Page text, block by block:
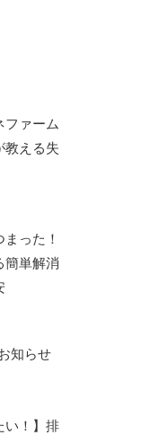
ファーム
教える失
まった！
簡単解消
知らせ
い！】排